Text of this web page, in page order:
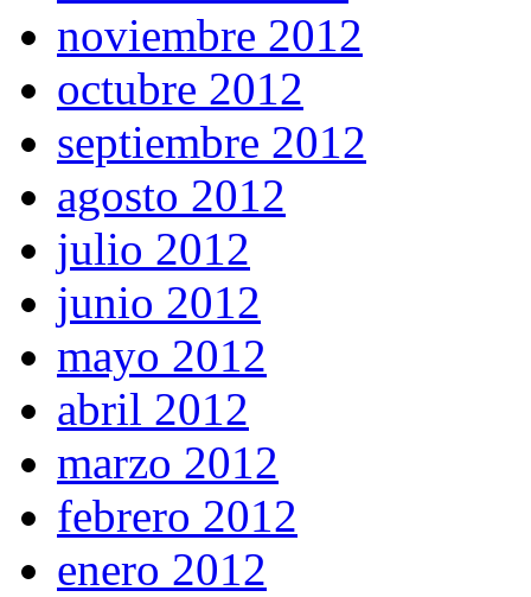
noviembre 2012
octubre 2012
septiembre 2012
agosto 2012
julio 2012
junio 2012
mayo 2012
abril 2012
marzo 2012
febrero 2012
enero 2012